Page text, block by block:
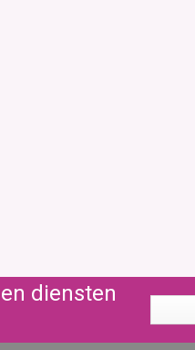
diensten